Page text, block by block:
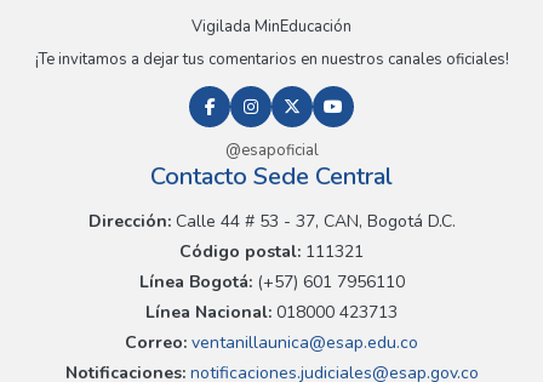
Vigilada MinEducación
¡Te invitamos a dejar tus comentarios en nuestros canales oficiales!
@esapoficial
Contacto Sede Central
Dirección:Calle 44 # 53 - 37, CAN, Bogotá D.C.
Código postal: 111321
Línea Bogotá:(+57) 601 7956110
Línea Nacional: 018000 423713
Correo: ventanillaunica@esap.edu.co
Notificaciones:notificaciones.judiciales@esap.gov.co